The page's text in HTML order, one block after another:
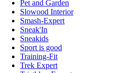
Pet and Garden
Slowood Interior
Smash-Expert
Sneak'In
Sneakids
Sport is good
Training-Fit
Trek Expert